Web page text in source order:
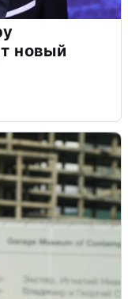
новый